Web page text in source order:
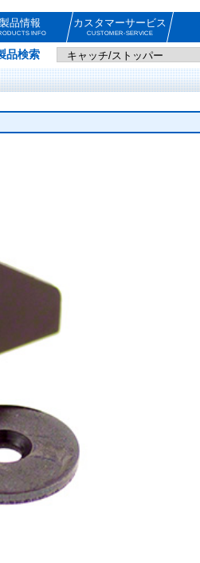
製品情報
INFO
カスタマーサービス
CUSTOMER-SERVICE
品検索